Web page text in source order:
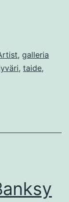
, galleria
, taide,